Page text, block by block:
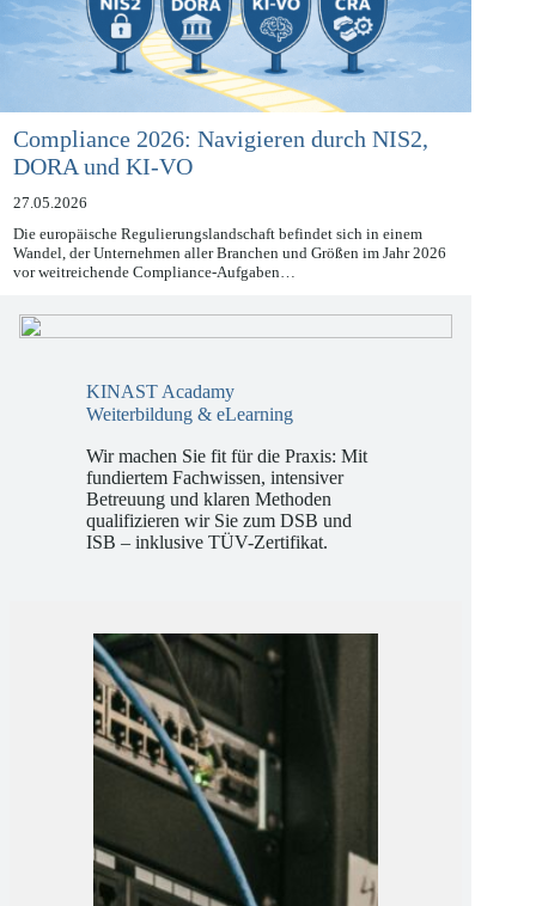
Compliance 2026: Navigieren durch NIS2,
DORA und KI-VO
27.05.2026
Die europäische Regulierungslandschaft befindet sich in einem
Wandel, der Unternehmen aller Branchen und Größen im Jahr 2026
KINAST Acadamy
Wir machen Sie fit für die Praxis: Mit
fundiertem Fachwissen, intensiver
Betreuung und klaren Methoden
qualifizieren wir Sie zum DSB und